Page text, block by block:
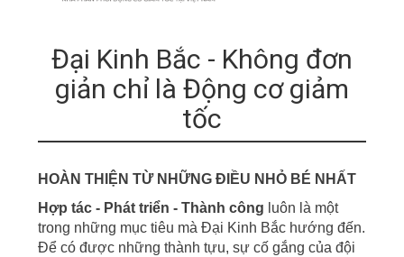
Đại Kinh Bắc - Không đơn
giản chỉ là Động cơ giảm
tốc
HOÀN THIỆN TỪ NHỮNG ĐIỀU NHỎ BÉ NHẤT
Hợp tác - Phát triển - Thành công luôn là một
trong những mục tiêu mà Đại Kinh Bắc hướng đến.
Để có được những thành tựu, sự cố gắng của đội